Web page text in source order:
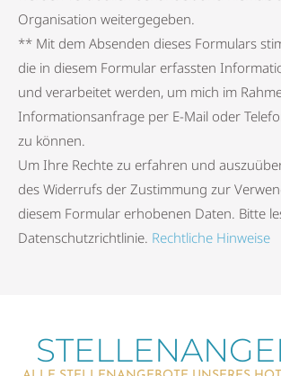
Organisation weitergegeben.
** Mit dem Absenden dieses Formulars
die in diesem Formular erfassten
und verarbeitet werden, um mich im
Informationsanfrage per E-Mail oder
zu können.
Um Ihre Rechte zu erfahren und
des Widerrufs der Zustimmung zur
diesem Formular erhobenen Daten. Bitte
Datenschutzrichtlinie. Rechtliche Hinweise